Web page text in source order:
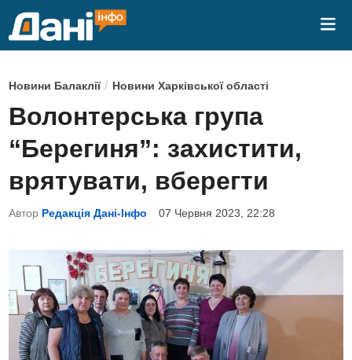
P
o
s
t
e
d
i
Новини Балаклії/ Новини Харківської області
Волонтерська група
“Берегиня”: захистити,
врятувати, вберегти
Автор Редакція Дані-Інфо 07 Червня 2023, 22:28